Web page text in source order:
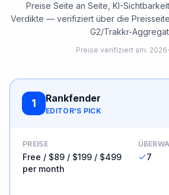
Preise Seite an Seite, KI-
Verdikte — verifiziert über die
G2/Trakkr-
Preise verifiziert am:
1 Rankfender
EDITOR'S PICK
PREISE
Free / $89 / $199 / $499
per month
7